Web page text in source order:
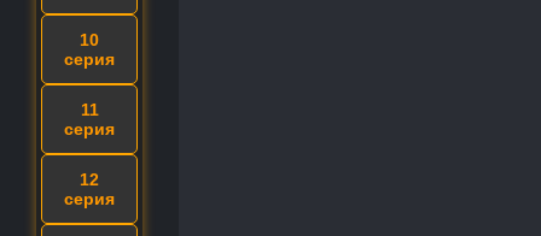
10
серия
11
серия
12
серия